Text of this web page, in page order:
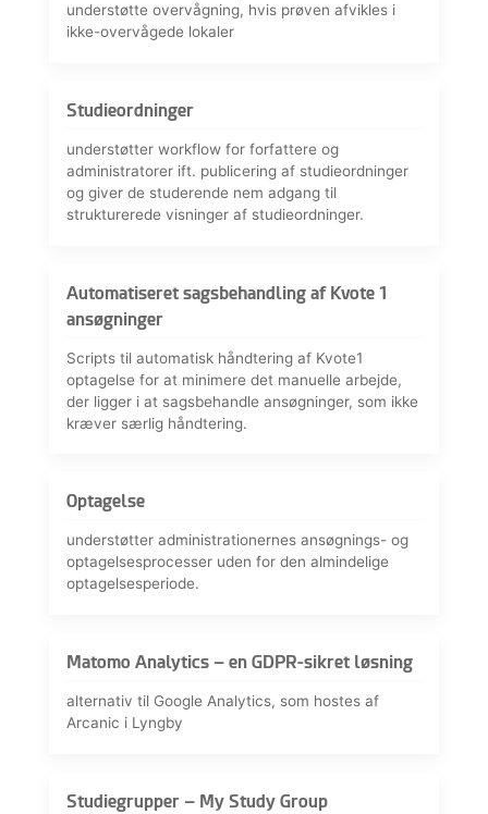
understøtte overvågning, hvis prøven afvikles i
ikke-overvågede lokaler
Studieordninger
understøtter workflow for forfattere og
administratorer ift. publicering af studieordninger
og giver de studerende nem adgang til
strukturerede visninger af studieordninger.
Automatiseret sagsbehandling af Kvote 1
ansøgninger
Scripts til automatisk håndtering af Kvote1
optagelse for at minimere det manuelle arbejde,
der ligger i at sagsbehandle ansøgninger, som ikke
kræver særlig håndtering.
Optagelse
understøtter administrationernes ansøgnings- og
optagelsesprocesser uden for den almindelige
optagelsesperiode.
Matomo Analytics – en GDPR-sikret løsning
alternativ til Google Analytics, som hostes af
Arcanic i Lyngby
Studiegrupper – My Study Group